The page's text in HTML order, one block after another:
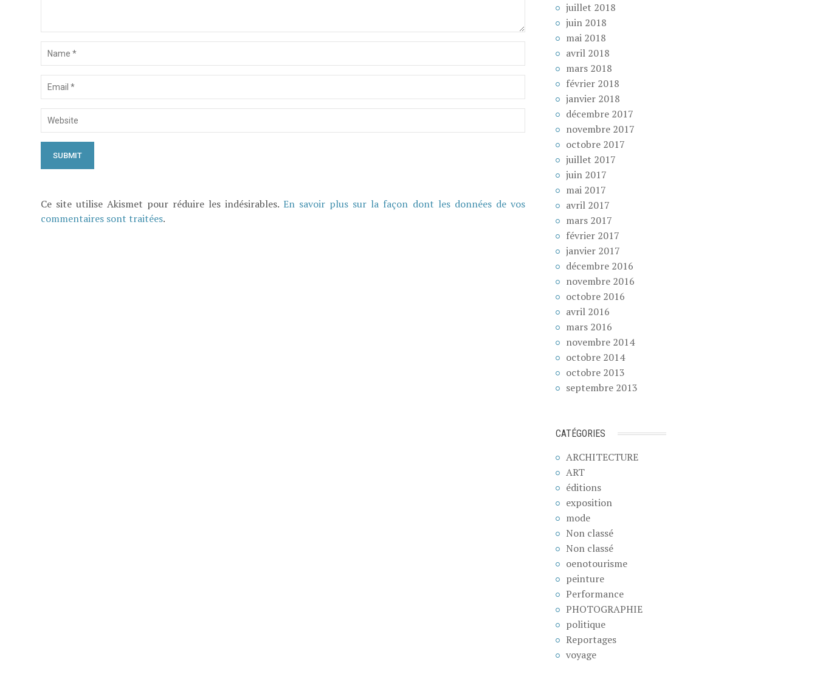
Ce site utilise Akismet pour réduire les indésirables.En savoir plus sur la façon dont les données de vos
commentaires sont traitées.
juillet 2018
juin 2018
mai 2018
avril 2018
mars 2018
février 2018
janvier 2018
décembre 2017
novembre 2017
octobre 2017
juillet 2017
juin 2017
mai 2017
avril 2017
mars 2017
février 2017
janvier 2017
décembre 2016
novembre 2016
octobre 2016
avril 2016
mars 2016
novembre 2014
octobre 2014
octobre 2013
septembre 2013
CATÉGORIES
ARCHITECTURE
ART
éditions
exposition
mode
Non classé
Non classé
oenotourisme
peinture
Performance
PHOTOGRAPHIE
politique
Reportages
voyage